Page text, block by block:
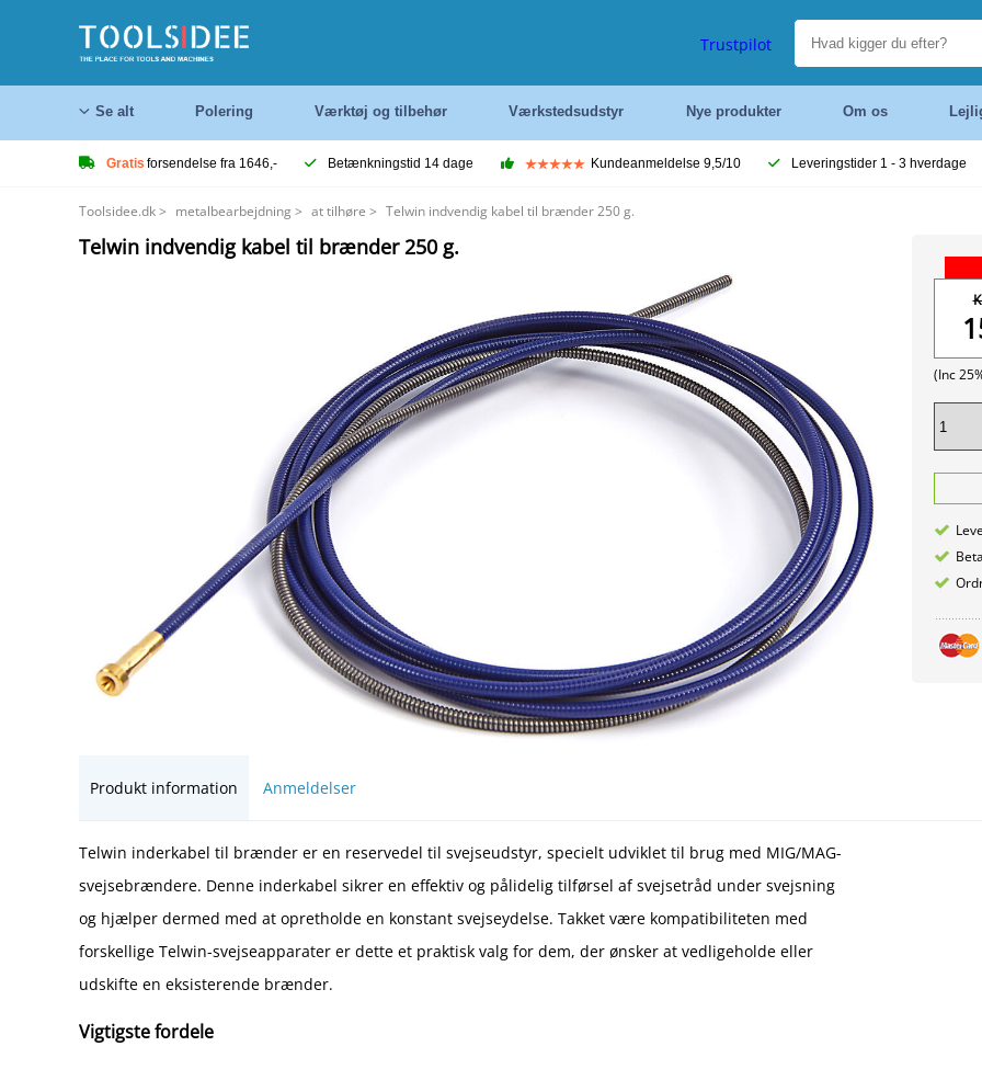
Trustpilot
Se alt Polering Værktøj og tilbehør Værkstedsudstyr Nye produkter Om os
Gratis forsendelse fra 1646,- Betænkningstid 14 dage Kundeanmeldelse 9,5/10 Leveringstider 1 - 3 hverdage
Toolsidee.dk> metalbearbejdning > at tilhøre > Telwin indvendig kabel til brænder 250 g.
Telwin indvendig kabel til brænder 250 g.
(Inc
Produkt information Anmeldelser
Telwin inderkabel til brænder er en reservedel til svejseudstyr, specielt udviklet til brug med MIG/MAG-
svejsebrændere. Denne inderkabel sikrer en effektiv og pålidelig tilførsel af svejsetråd under svejsning
og hjælper dermed med at opretholde en konstant svejseydelse. Takket være kompatibiliteten med
forskellige Telwin-svejseapparater er dette et praktisk valg for dem, der ønsker at vedligeholde eller
udskifte en eksisterende brænder.
Vigtigste fordele